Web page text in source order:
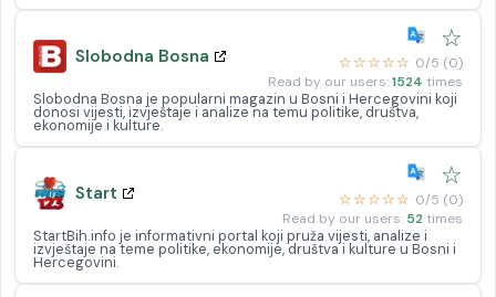
Slobodna Bosna
☆
☆☆☆☆☆ 0/5 (0)
Read by our users:1524 times
Slobodna Bosna je popularni magazin u Bosni i Hercegovini koji
donosi vijesti, izvještaje i analize na temu politike, društva,
ekonomije i kulture.
Start
☆
☆☆☆☆☆ 0/5 (0)
Read by our users: 52 times
StartBih.info je informativni portal koji pruža vijesti, analize i
izvještaje na teme politike, ekonomije, društva i kulture u Bosni i
Hercegovini.